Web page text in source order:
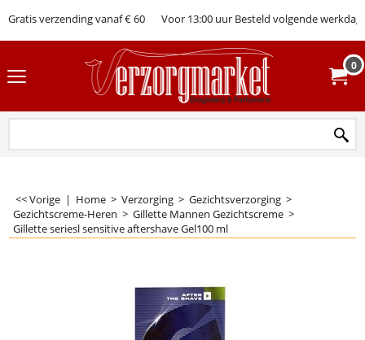
Gratis verzending vanaf € 60 Voor 13:00 uur Besteld volgende werkdag
0
<< Vorige | Home > Verzorging > Gezichtsverzorging >
Gezichtscreme-Heren > Gillette Mannen Gezichtscreme >
Gillette seriesl sensitive aftershave Gel100 ml